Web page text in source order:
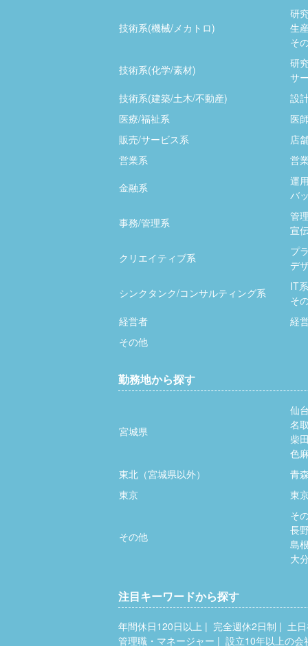
技術系(機械/メカトロ)
研
生
そ
技術系(化学/素材)
研
サ
技術系(建築/土木/不動産)
設
医療/福祉系
医
販売/サービス系
店
営業系
営
金融系
運
バ
事務/管理系
管
宣
クリエイティブ系
プ
デ
シンクタンク/コンサルティング系
IT
そ
経営者
経
その他
勤務地から探す
宮城県
仙
名
柴
色
東北（宮城県以外）
青
東京
東
その他
そ
長
島
大
注目キーワードから探す
年間休日120日以上 完全週休2日制
土
管理職・マネージャー
設立10年以上の会